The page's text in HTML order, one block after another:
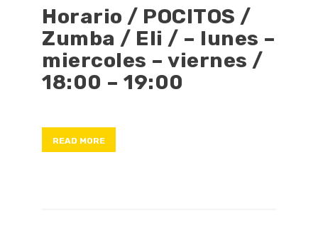
Horario / POCITOS /
Zumba / Eli / – lunes –
miercoles – viernes /
18:00 – 19:00
READ MORE